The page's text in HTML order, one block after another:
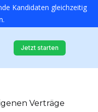
Kandidaten gleichzeitig
Jetzt starten
Verträge